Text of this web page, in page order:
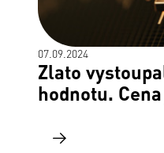
07.09.2024
Zlato
hodnotu.